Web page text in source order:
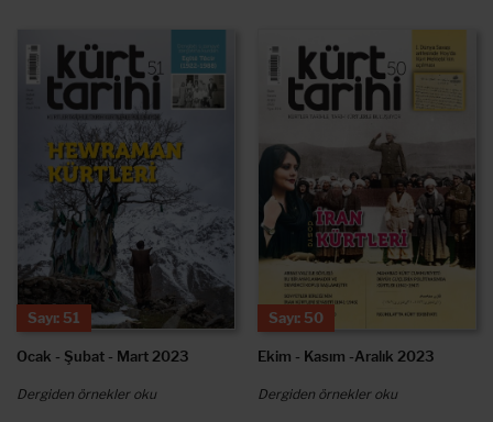
Sayı: 51
Ocak - Şubat - Mart 2023
Dergiden örnekler oku
Sayı: 50
Ekim - Kasım -Aralık 2023
Dergiden örnekler oku